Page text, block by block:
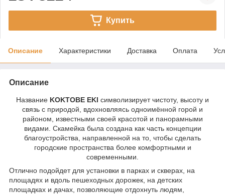
Купить
Описание Характеристики Доставка Оплата
Описание
Название KOKTOBE EKI символизирует чистоту, высоту и
связь с природой, вдохновляясь одноимённой горой и
районом, известными своей красотой и панорамными
видами. Скамейка была создана как часть концепции
благоустройства, направленной на то, чтобы сделать
городские пространства более комфортными и
современными.
Отлично подойдет для установки в парках и скверах, на
площадях и вдоль пешеходных дорожек, на детских
площадках и дачах, позволяющие отдохнуть людям,